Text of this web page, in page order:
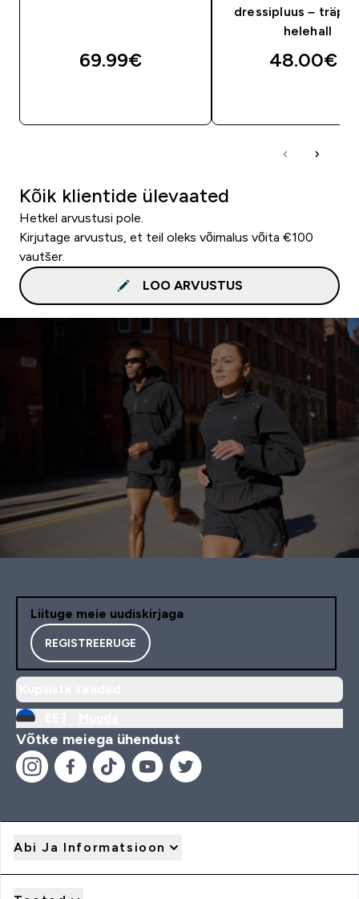
69.99€‎
dressipluus –
helehall
48.00€‎
Kõik klientide ülevaated
Hetkel arvustusi pole.
Kirjutage arvustus, et teil oleks võimalus võita €100
vautšer.
LOO ARVUSTUS
Liituge meie uudiskirjaga
REGISTREERUGE
Võtke meiega ühendust
Abi Ja Informatsioon